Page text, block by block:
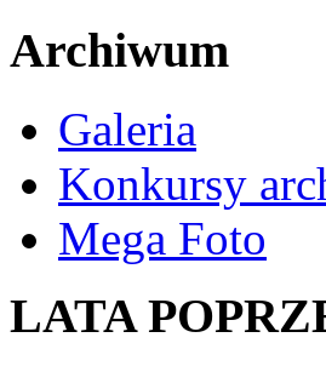
Archiwum
Galeria
Konkursy
Mega Foto
LATA